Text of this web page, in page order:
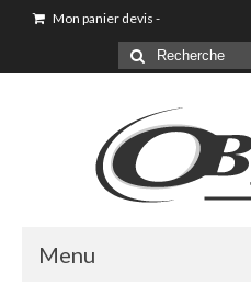
Mon panier devis -
Menu